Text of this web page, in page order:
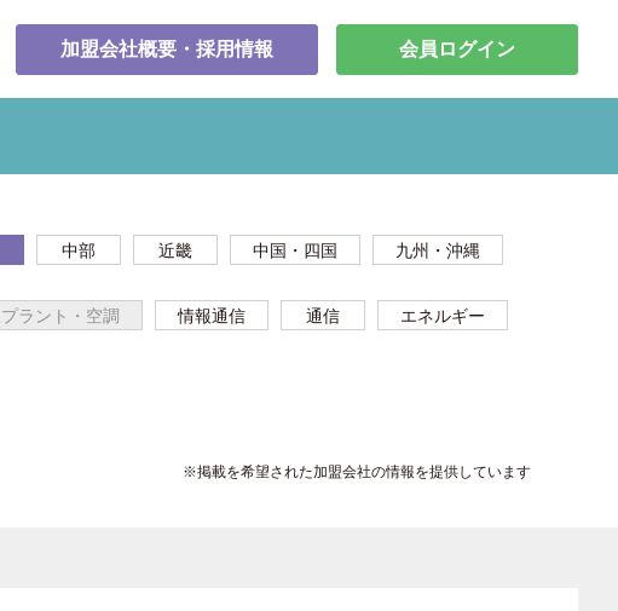
加盟会社概要・採用情報 会員ログイン
中部 近畿 中国・四国 九州・沖縄
プラント・空調 情報通信 通信 エネルギー
※掲載を希望された加盟会社の情報を提供しています